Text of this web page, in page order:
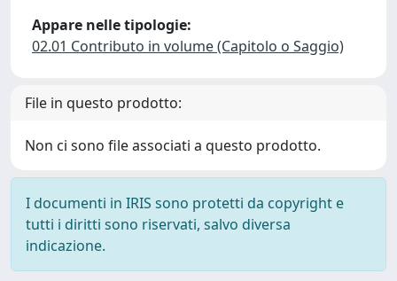
Appare nelle tipologie:
02.01 Contributo in volume (Capitolo o Saggio)
File in questo prodotto:
Non ci sono file associati a questo prodotto.
I documenti in IRIS sono protetti da copyright e
tutti i diritti sono riservati, salvo diversa
indicazione.